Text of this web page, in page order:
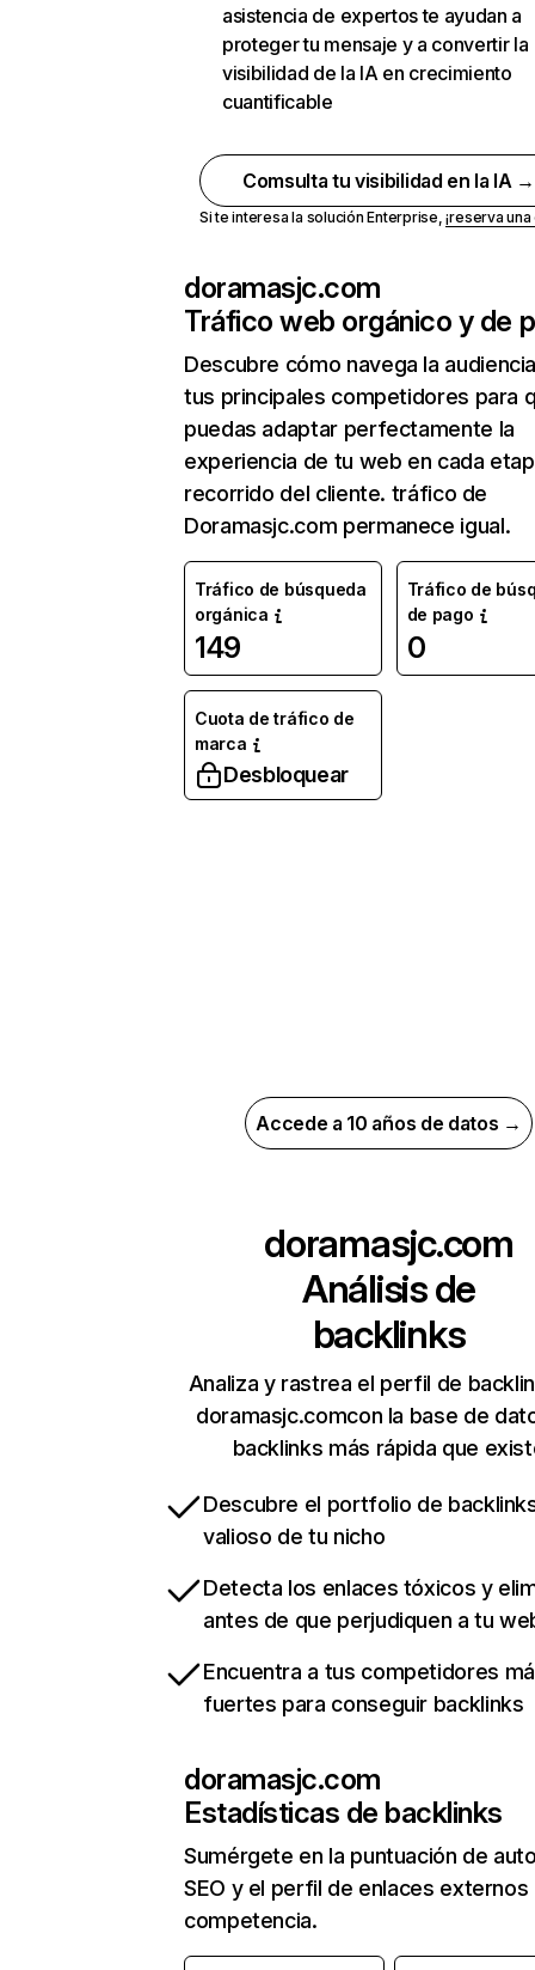
asistencia de expertos te ayudan a
proteger tu mensaje y a convertir la
visibilidad de la IA en crecimiento
cuantificable
Comsulta tu visibilidad en la IA →
Si te interesa la solución Enterprise,¡reserva
doramasjc.com
Tráfico web orgánico y de
Descubre cómo navega la
tus principales competidores para
puedas adaptar perfectamente la
experiencia de tu web en cada
recorrido del cliente. tráfico de
Doramasjc.com permanece igual.
Tráfico de búsqueda
orgánica
149
Tráfico de
de pago
0
Cuota de tráfico de
marca
Desbloquear
Accede a 10 años de datos →
doramasjc.com
Análisis de
backlinks
Analiza y rastrea el perfil de
doramasjc.comcon la base de
backlinks más rápida que
Descubre el portfolio de
valioso de tu nicho
Detecta los enlaces tóxicos y
antes de que perjudiquen a tu
Encuentra a tus competidores
fuertes para conseguir backlinks
doramasjc.com
Estadísticas de backlinks
Sumérgete en la puntuación de
SEO y el perfil de enlaces externos
competencia.